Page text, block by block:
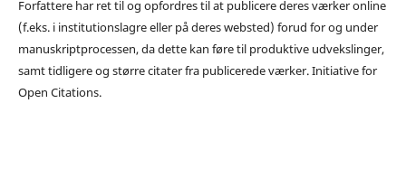
Forfattere har ret til og opfordres til at publicere deres værker online
(f.eks. i institutionslagre eller på deres websted) forud for og under
manuskriptprocessen, da dette kan føre til produktive udvekslinger,
samt tidligere og større citater fra publicerede værker. Initiative for
Open Citations.